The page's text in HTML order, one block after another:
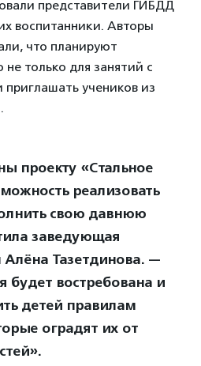
представители ГИБДД
воспитанники. Авторы
что планируют
только для занятий с
учеников из
проекту «Стальное
реализовать
свою давнюю
заведующая
Тазетдинова. —
будет востребована и
детей правилам
оградят их от